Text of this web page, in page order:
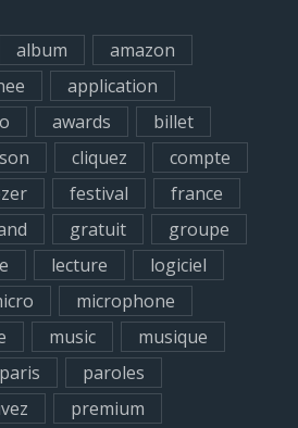
album
amazon
application
awards
billet
cliquez
compte
festival
france
gratuit
groupe
lecture
logiciel
microphone
music
musique
paris
paroles
premium